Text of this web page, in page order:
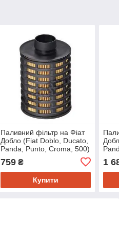
Паливний фільтр на Фіат
Добло (Fiat Doblo, Ducato,
Panda, Punto, Croma, 500)
Hengst filter E83KP02D140
759₴
Купити
1